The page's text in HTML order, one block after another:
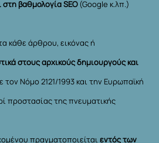
βαθμολογία SEO(Google κ.λπ.)
κάθε άρθρου, εικόνας ή
στους αρχικούς δημιουργούς και
Νόμο 2121/1993 και την Ευρωπαϊκή
προστασίας της πνευματικής
πραγματοποιείταιεντός των